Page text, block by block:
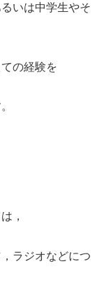
いは中学生やそ
の経験を
，
ラジオなどにつ